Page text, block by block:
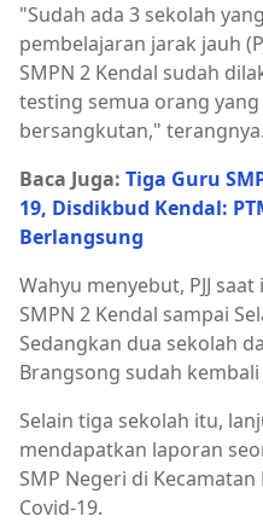
"Sudah ada 3 sekolah
pembelajaran jarak jauh
SMPN 2 Kendal sudah
testing semua orang
bersangkutan," terangnya.
Baca Juga: Tiga Guru
19, Disdikbud Kendal:
Berlangsung
Wahyu menyebut, PJJ
SMPN 2 Kendal sampai
Sedangkan dua sekolah
Brangsong sudah
Selain tiga sekolah itu,
mendapatkan laporan
SMP Negeri di
Covid-19.